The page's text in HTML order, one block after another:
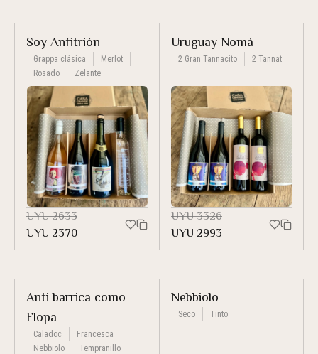
Soy Anfitrión
Grappa clásica
Merlot
Rosado
Zelante
UYU 2370
UYU 2633
Uruguay Nomá
2 Gran Tannacito 2 Tannat
UYU 2993
UYU 3326
Anti barrica como
Flopa
Caladoc
Francesca
Nebbiolo
Tempranillo
Nebbiolo
Seco Tinto